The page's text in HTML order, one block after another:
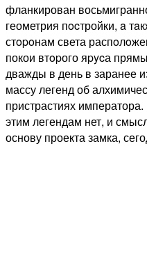
фланкирован
геометрия пocтройки, a
стopoнам света
покои втopого яpycа
дважды в день в заранее
массу легенд об
пристрастиях
этим легендам нет, и
основу проекта замка,